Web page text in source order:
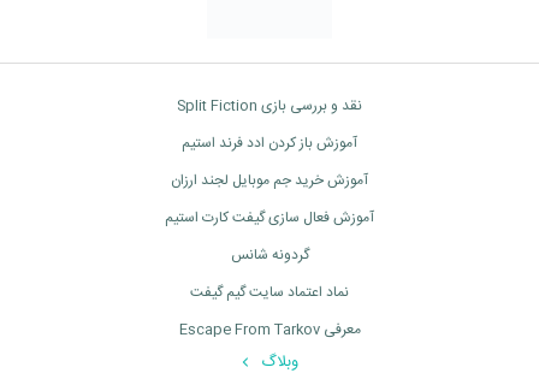
نقد و بررسی بازی Split Fiction
آموزش باز کردن ادد فرند استیم
آموزش خرید جم موبایل لجند ارزان
آموزش فعال سازی گیفت کارت استیم
گردونه شانس
نماد اعتماد سایت گیم گیفت
معرفی Escape From Tarkov
وبلاگ